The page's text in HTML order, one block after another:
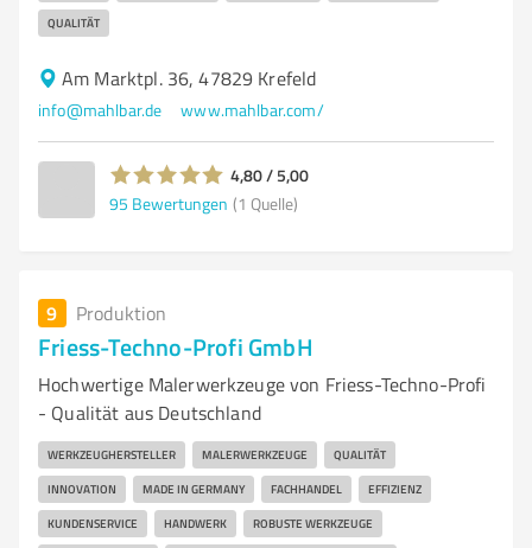
QUALITÄT
Am Marktpl. 36, 47829 Krefeld
info@mahlbar.de www.mahlbar.com/
4,80 / 5,00
95 Bewertungen (1 Quelle)
9 Produktion
Friess-Techno-Profi GmbH
Hochwertige Malerwerkzeuge von Friess-Techno-Profi
- Qualität aus Deutschland
WERKZEUGHERSTELLER MALERWERKZEUGE QUALITÄT
INNOVATION MADE IN GERMANY FACHHANDEL EFFIZIENZ
KUNDENSERVICE HANDWERK ROBUSTE WERKZEUGE